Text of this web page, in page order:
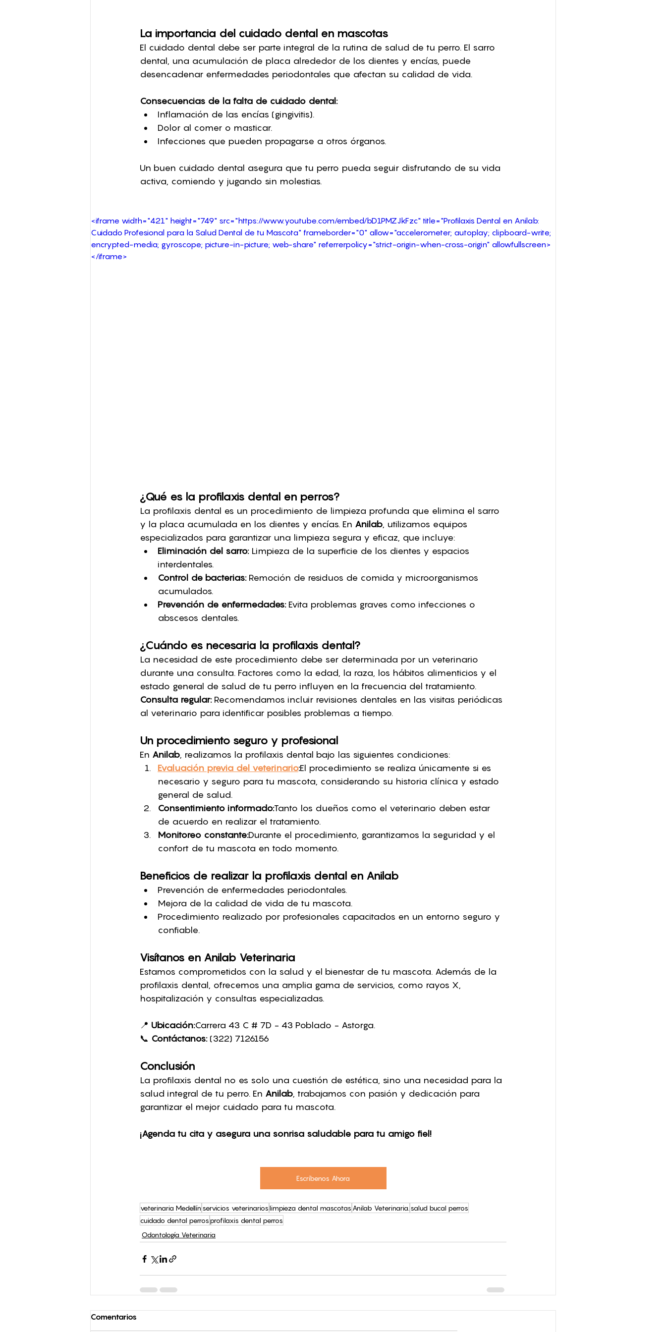
La importancia del cuidado dental en mascotas
El cuidado dental debe ser parte integral de la rutina de salud de tu perro. El sarro
dental, una acumulación de placa alrededor de los dientes y encías, puede
desencadenar enfermedades periodontales que afectan su calidad de vida.
Consecuencias de la falta de cuidado dental:
Inflamación de las encías (gingivitis).
Dolor al comer o masticar.
Infecciones que pueden propagarse a otros órganos.
Un buen cuidado dental asegura que tu perro pueda seguir disfrutando de su vida
activa, comiendo y jugando sin molestias.
<iframe width="421" height="749" src="https://www.youtube.com/embed/bD1PMZJkFzc" title="Profilaxis Dental en Anilab:
Cuidado Profesional para la Salud Dental de tu Mascota" frameborder="0" allow="accelerometer; autoplay; clipboard-write;
encrypted-media; gyroscope; picture-in-picture; web-share" referrerpolicy="strict-origin-when-cross-origin" allowfullscreen>
</iframe>
¿Qué es la profilaxis dental en perros?
La profilaxis dental es un procedimiento de limpieza profunda que elimina el sarro
y la placa acumulada en los dientes y encías. En Anilab , utilizamos equipos
especializados para garantizar una limpieza segura y eficaz, que incluye:
Eliminación del sarro: Limpieza de la superficie de los dientes y espacios
interdentales.
Control de bacterias: Remoción de residuos de comida y microorganismos
acumulados.
Prevención de enfermedades: Evita problemas graves como infecciones o
abscesos dentales.
¿Cuándo es necesaria la profilaxis dental?
La necesidad de este procedimiento debe ser determinada por un veterinario
durante una consulta. Factores como la edad, la raza, los hábitos alimenticios y el
estado general de salud de tu perro influyen en la frecuencia del tratamiento.
Consulta regular: Recomendamos incluir revisiones dentales en las visitas periódicas
al veterinario para identificar posibles problemas a tiempo.
Un procedimiento seguro y profesional
En Anilab , realizamos la profilaxis dental bajo las siguientes condiciones:
Evaluación previa del veterinario:El procedimiento se realiza únicamente si es
necesario y seguro para tu mascota, considerando su historia clínica y estado
general de salud.
Consentimiento informado:Tanto los dueños como el veterinario deben estar
de acuerdo en realizar el tratamiento.
Monitoreo constante:Durante el procedimiento, garantizamos la seguridad y el
confort de tu mascota en todo momento.
Beneficios de realizar la profilaxis dental en Anilab
Prevención de enfermedades periodontales.
Mejora de la calidad de vida de tu mascota.
Procedimiento realizado por profesionales capacitados en un entorno seguro y
confiable.
Visítanos en Anilab Veterinaria
Estamos comprometidos con la salud y el bienestar de tu mascota. Además de la
profilaxis dental, ofrecemos una amplia gama de servicios, como rayos X,
hospitalización y consultas especializadas.
📍 Ubicación:Carrera 43 C # 7D - 43 Poblado - Astorga.
📞 Contáctanos: (322) 7126156
Conclusión
La profilaxis dental no es solo una cuestión de estética, sino una necesidad para la
salud integral de tu perro. En Anilab , trabajamos con pasión y dedicación para
garantizar el mejor cuidado para tu mascota.
¡Agenda tu cita y asegura una sonrisa saludable para tu amigo fiel!
Escríbenos Ahora
veterinaria Medellín servicios veterinarioslimpieza dental mascotas Anilab Veterinaria. salud bucal perros
cuidado dental perrosprofilaxis dental perros
Odontología Veterinaria
Comentarios